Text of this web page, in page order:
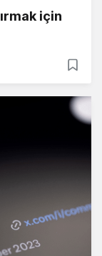
için